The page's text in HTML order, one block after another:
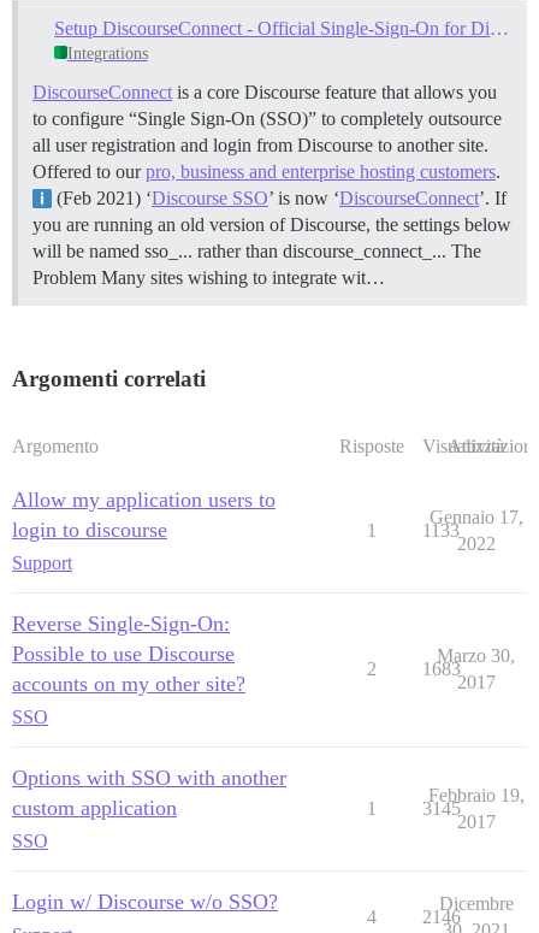
Setup DiscourseConnect - Official Single-Sign-On for Discourse (sso)
Integrations
DiscourseConnect is a core Discourse feature that allows you
to configure “Single Sign-On (SSO)” to completely outsource
all user registration and login from Discourse to another site.
Offered to ourpro, business and enterprise hosting customers.
(Feb 2021) ‘Discourse SSO’ is now ‘DiscourseConnect’. If
you are running an old version of Discourse, the settings below
will be named sso_... rather than discourse_connect_... The
Problem Many sites wishing to integrate wit…
Argomenti correlati
Argomento Risposte Visualizzazioni
Attività
Allow my application users to
login to discourse
Support
1 1133
Gennaio 17,
2022
Reverse Single-Sign-On:
Possible to use Discourse
accounts on my other site?
SSO
2 1683
Marzo 30,
2017
Options with SSO with another
custom application
SSO
1 3145
Febbraio 19,
2017
Login w/ Discourse w/o SSO?
4 2146
Dicembre